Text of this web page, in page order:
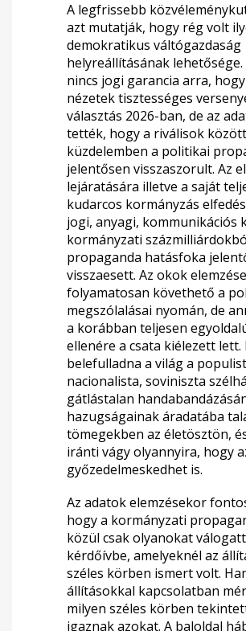
A legfrissebb
azt mutatják, hogy rég volt
demokratikus váltógazdaság
helyreállításának lehetősége.
nincs jogi garancia arra,
nézetek tisztességes
választás 2026-ban, de az
tették, hogy a riválisok
küzdelemben a politikai
jelentősen visszaszorult. Az
lejáratására illetve a saját
kudarcos kormányzás
jogi, anyagi, kommunikációs
kormányzati
propaganda hatásfoka
visszaesett. Az okok elemzése
folyamatosan követhető a
megszólalásai nyomán, de
a korábban teljesen
ellenére a csata kiélezett
belefulladna a világ a
nacionalista, soviniszta
gátlástalan
hazugságainak áradatába
tömegekben az életösztön,
iránti vágy olyannyira, hogy
győzedelmeskedhet is.
Az adatok elemzésekor
hogy a kormányzati
közül csak olyanokat
kérdőívbe, amelyeknél az
széles körben ismert volt.
állításokkal kapcsolatban
milyen széles körben
igaznak azokat. A baloldal